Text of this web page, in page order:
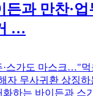
든과 만찬·
…
·스가도 마스크…"먹
자 무사귀환 상징
하는 바이든과 스